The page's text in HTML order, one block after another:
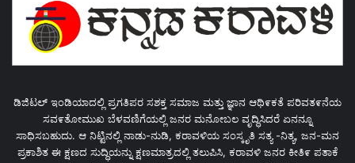
ಡಿಜಿಟಲ್ ಇಂಡಿಯಾದಲ್ಲಿ ಪ್ರಗತಿಪರ ಸಶಕ್ತ ಸಮಾಜ ಮತ್ತು ಜ್ಞಾನ ಆಥಿ೯ಕತೆ ಪರಿವತ೯ನೆಯ
ಸವ೯ತೋಮುಖ ಬೆಳವಣಿಗೆಯಲ್ಲಿ ಜನರ ಮನೋಬಲ ವೃದ್ಧಿಸಿದರೆ ಏನನ್ನೂ
ಸಾಧಿಸಬಹುದು. ಆ ನಿಟ್ಟಿನಲ್ಲಿ ನಾಡು-ನುಡಿ, ಕರಾವಳಿಯ ಸಂಸ್ಕೃತಿ ಸತ್ಯ -ನಿತ್ಯ, ಜನ-ಮನ
ಪ್ರಕಾಶಿತ ಈ ಕ್ಷಣದ ಸುದ್ಧಿಯನ್ನು ಕ್ಷಣಮಾತ್ರದಲ್ಲಿ ತಲುಪಿಸಿ, ಕರಾವಳಿ ಜನರ ಕೀತಿ೯ ಪತಾಕೆ